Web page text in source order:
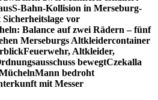
S-Bahn-Kollision in Merseburg-
vor
Balance auf zwei Rädern – fünf
Merseburgs Altkleidercontainer
Feuerwehr, Altkleider,
bewegtCzekalla
Mann bedroht
mit Messer